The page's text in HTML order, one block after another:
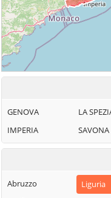
GENOVA
IMPERIA
LA
SAVONA
Abruzzo
Liguria